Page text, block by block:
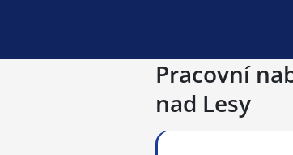
Pracovní
nad Lesy